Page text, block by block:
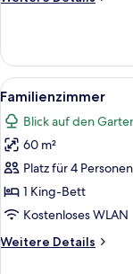
Meerblick
Alle
Fotos
für
Familienzimmer
anzeigen
6
Familienzimmer
Blick auf den
60 m²
Platz für 4 Personen
1 King-Bett
Kostenloses WLAN
Weitere Details
Weitere